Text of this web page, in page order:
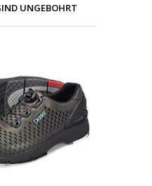
UNGEBOHRT